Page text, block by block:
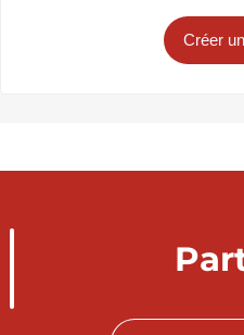
Créer